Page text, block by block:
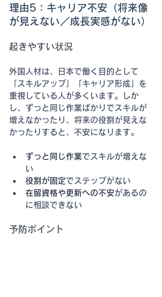
理由5：キャリア不安（将来像
が見えない／成長実感がない）
起きやすい状況
外国人材は、日本で働く目的として
「スキルアップ」「キャリア形成」を
重視している人が多くいます。しか
し、ずっと同じ作業ばかりでスキルが
増えなかったり、将来の役割が見えな
かったりすると、不安になります。
ずっと同じ作業でスキルが増えな
い
役割が固定でステップがない
在留資格や更新への不安があるの
に相談できない
予防ポイント